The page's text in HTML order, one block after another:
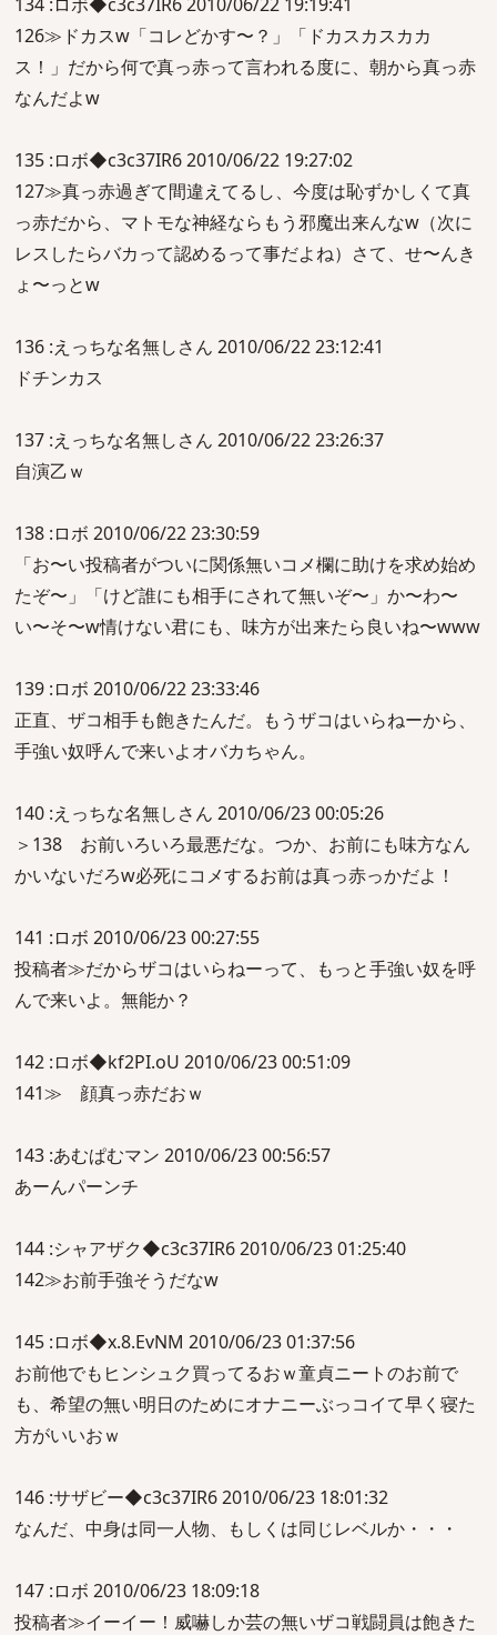
126≫ドカスw「コレどかす〜？」「ドカスカスカカ
ス！」だから何で真っ赤って言われる度に、朝から真っ赤
なんだよw
135 :ロボ◆c3c37IR6 2010/06/22 19:27:02
127≫真っ赤過ぎて間違えてるし、今度は恥ずかしくて真
っ赤だから、マトモな神経ならもう邪魔出来んなw（次に
レスしたらバカって認めるって事だよね）さて、せ〜んき
ょ〜っとw
136 :えっちな名無しさん 2010/06/22 23:12:41
ドチンカス
137 :えっちな名無しさん 2010/06/22 23:26:37
自演乙ｗ
138 :ロボ 2010/06/22 23:30:59
「お〜い投稿者がついに関係無いコメ欄に助けを求め始め
たぞ〜」「けど誰にも相手にされて無いぞ〜」か〜わ〜
い〜そ〜w情けない君にも、味方が出来たら良いね〜www
139 :ロボ 2010/06/22 23:33:46
正直、ザコ相手も飽きたんだ。もうザコはいらねーから、
手強い奴呼んで来いよオバカちゃん。
140 :えっちな名無しさん 2010/06/23 00:05:26
＞138 お前いろいろ最悪だな。つか、お前にも味方なん
かいないだろw必死にコメするお前は真っ赤っかだよ！
141 :ロボ 2010/06/23 00:27:55
投稿者≫だからザコはいらねーって、もっと手強い奴を呼
んで来いよ。無能か？
142 :ロボ◆kf2PI.oU 2010/06/23 00:51:09
141≫ 顔真っ赤だおｗ
143 :あむぱむマン 2010/06/23 00:56:57
あーんパーンチ
144 :シャアザク◆c3c37IR6 2010/06/23 01:25:40
142≫お前手強そうだなw
145 :ロボ◆x.8.EvNM 2010/06/23 01:37:56
お前他でもヒンシュク買ってるおｗ童貞ニートのお前で
も、希望の無い明日のためにオナニーぶっコイて早く寝た
方がいいおｗ
146 :サザビー◆c3c37IR6 2010/06/23 18:01:32
なんだ、中身は同一人物、もしくは同じレベルか・・・
147 :ロボ 2010/06/23 18:09:18
投稿者≫イーイー！威嚇しか芸の無いザコ戦闘員は飽きた